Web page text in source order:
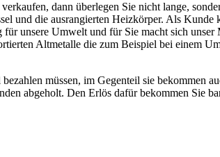
dann überlegen Sie nicht lange,
und die ausrangierten Heizkörper. Als Kunde
unsere Umwelt und für Sie macht sich
Altmetalle die zum Beispiel bei einem
müssen, im Gegenteil sie bekommen
abgeholt. Den Erlös dafür bekommen Sie